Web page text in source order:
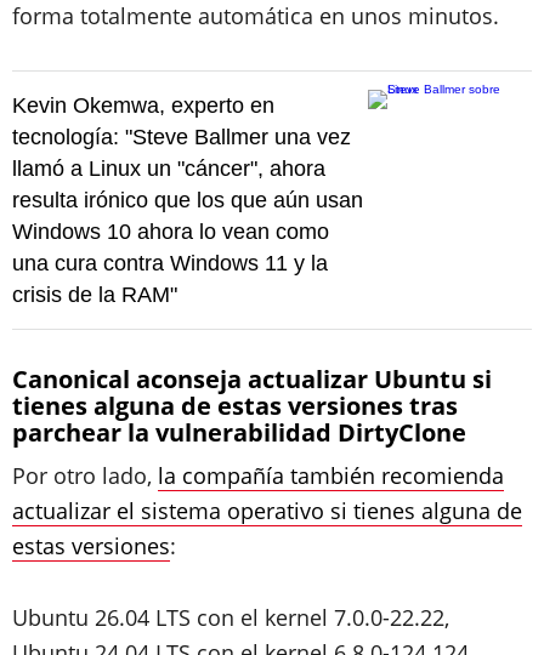
forma totalmente automática en unos minutos.
Kevin Okemwa, experto en
tecnología: "Steve Ballmer una vez
llamó a Linux un "cáncer", ahora
resulta irónico que los que aún usan
Windows 10 ahora lo vean como
una cura contra Windows 11 y la
crisis de la RAM"
Canonical aconseja actualizar Ubuntu si
tienes alguna de estas versiones tras
parchear la vulnerabilidad DirtyClone
Por otro lado, la compañía también recomienda
actualizar el sistema operativo si tienes alguna de
estas versiones:
Ubuntu 26.04 LTS con el kernel 7.0.0-22.22,